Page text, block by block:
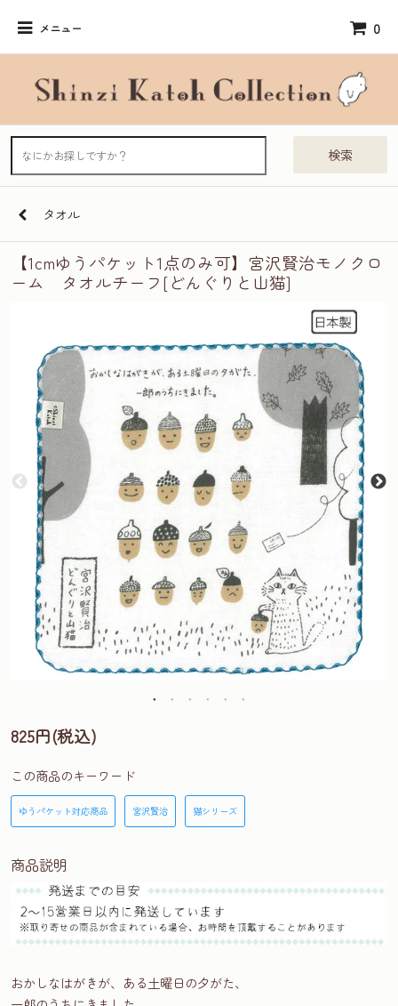
メニュー 0
検索
タオル
【1cmゆうパケット1点のみ可】宮沢賢治モノクロ
ーム タオルチーフ[どんぐりと山猫]
825円(税込)
この商品のキーワード
ゆうパケット対応商品 宮沢賢治 猫シリーズ
商品説明
おかしなはがきが、ある土曜日の夕がた、